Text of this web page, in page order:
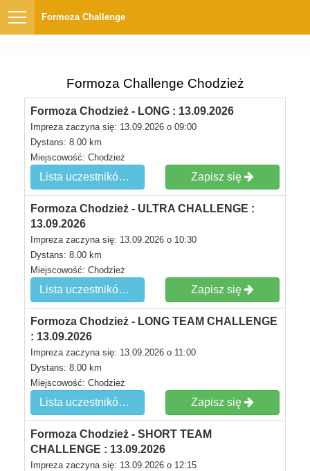
Formoza Challenge
Formoza Challenge Chodzież
Formoza Chodzież - LONG : 13.09.2026
Impreza zaczyna się: 13.09.2026 o 09:00
Dystans: 8.00 km
Miejscowość: Chodzież
Lista uczestników Zapisz się
Formoza Chodzież - ULTRA CHALLENGE :
13.09.2026
Impreza zaczyna się: 13.09.2026 o 10:30
Dystans: 8.00 km
Miejscowość: Chodzież
Lista uczestników Zapisz się
Formoza Chodzież - LONG TEAM CHALLENGE
: 13.09.2026
Impreza zaczyna się: 13.09.2026 o 11:00
Dystans: 8.00 km
Miejscowość: Chodzież
Lista uczestników Zapisz się
Formoza Chodzież - SHORT TEAM
CHALLENGE : 13.09.2026
Impreza zaczyna się: 13.09.2026 o 12:15